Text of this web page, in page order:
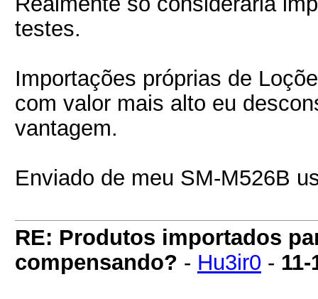
testes.
Importações próprias de
com valor mais alto eu
vantagem.
Enviado de meu SM-M526B
RE: Produtos importados
compensando? - Hu3ir0 - 11-